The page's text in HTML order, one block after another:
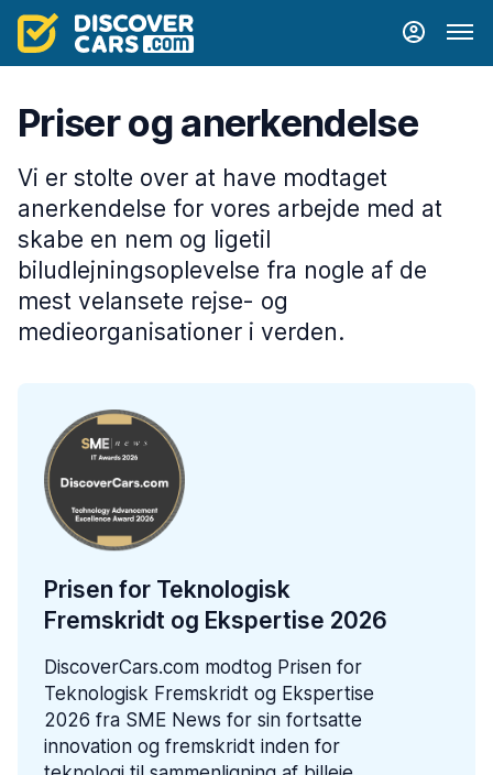
Priser og anerkendelse
Vi er stolte over at have modtaget
anerkendelse for vores arbejde med at
skabe en nem og ligetil
biludlejningsoplevelse fra nogle af de
mest velansete rejse- og
medieorganisationer i verden.
Prisen for Teknologisk
Fremskridt og Ekspertise 2026
DiscoverCars.com modtog Prisen for
Teknologisk Fremskridt og Ekspertise
2026 fra SME News for sin fortsatte
innovation og fremskridt inden for